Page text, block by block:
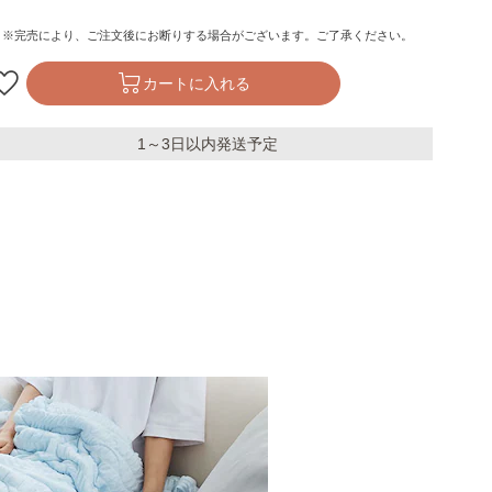
※完売により、ご注文後にお断りする場合がございます。ご了承ください。
カートに入れる
1～3日以内発送予定